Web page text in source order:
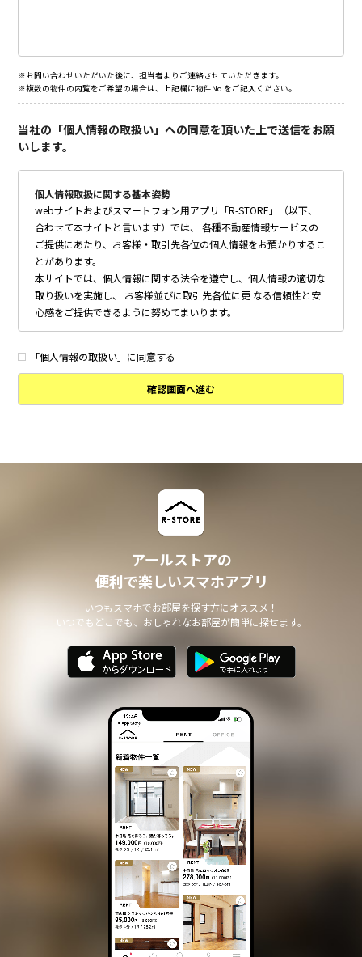
※お問い合わせいただいた後に、担当者よりご連絡させていただきます。
※複数の物件の内覧をご希望の場合は、上記欄に物件No.をご記入ください。
当社の「個人情報の取扱い」への同意を頂いた上で送信をお願
いします。
個人情報取扱に関する基本姿勢
webサイトおよびスマートフォン用アプリ「R-STORE」（以下、
合わせて本サイトと言います）では、 各種不動産情報サービスの
ご提供にあたり、お客様・取引先各位の個人情報をお預かりするこ
とがあります。
本サイトでは、個人情報に関する法令を遵守し、個人情報の適切な
取り扱いを実施し、 お客様並びに取引先各位に更 なる信頼性と安
心感をご提供できるように努めてまいります。
個人情報の取得について
本サイトは、偽りその他不正の手段によらず適正に個人情報を取得
以下に定めのない目的で個人情報を利用する場合、あらかじめご本
からのご連絡の対応
不動産会社との業務における対応
・ 本サイトからのメールマガジンの送信、その他の対応
・ その他、本サイトの不動産物件情報サービスの提供のために必
個人情報の安全管理について
本サイトは、取り扱う個人情報の漏洩、滅失またはき損の防止その
他の個人情報の安全管理のために必要かつ適切な措置を講じます。
個人情報の委託について
する場合は、当該第三者について厳正な調査を行い、 取り扱いを
委託された個人情報の安全管理が図られるよう当該第三者に対する
また、コンサルティング、プライバシーマーク申請、ISMS申請業務
におきまして第三者と共同して業務を遂行する場合に 個人情報の
取り扱いを委託する場合 があります。
個人情報の第三者提供について
本サイトは、個人情報保護法等の法令に定めのある場合を除き、
個人情報をあらかじめご本人の同意を得ることなく、第三者に提供
個人情報の開示・訂正等について
本サイトは、ご本人から自己の個人情報についての開示の請求があ
る場合、速やかに開示をいたします。
その際、ご本人であることが確認できない場合 には、開示に応じ
個人情報の内容に誤りがあり、ご本人から訂正・追加・削除の請求
がある場合、調査の上、速やかにこれらの請求に対応いたします。
「個人情報の取扱い」に同意する
確認画面へ進む
アールストアの
便利で楽しいスマホアプリ
いつもスマホでお部屋を探す方にオススメ！
いつでもどこでも、おしゃれなお部屋が簡単に探せます。